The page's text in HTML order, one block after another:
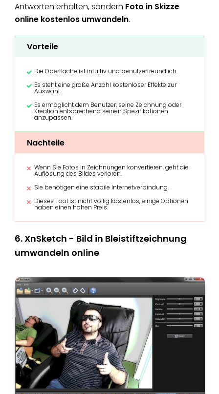
Antworten erhalten, sondern Foto in Skizze
online kostenlos umwandeln.
Vorteile
Die Oberfläche ist intuitiv und benutzerfreundlich.
Es steht eine große Anzahl kostenloser Effekte zur
Auswahl.
Es ermöglicht dem Benutzer, seine Zeichnung oder
Kreation entsprechend seinen Spezifikationen
anzupassen.
Nachteile
Wenn Sie Fotos in Zeichnungen konvertieren, geht die
Auflösung des Bildes verloren.
Sie benötigen eine stabile Internetverbindung.
Dieses Tool ist nicht völlig kostenlos, einige Optionen
haben einen hohen Preis.
6. XnSketch - Bild in Bleistiftzeichnung
umwandeln online